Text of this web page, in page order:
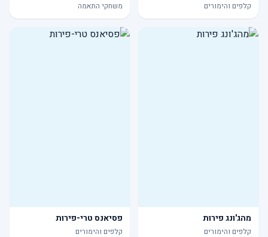
קלפים והימורים משחקי התאמה
מהג'ונג פירות
קלפים והימורים
פסיאנס טרי-פירות
קלפים והימורים